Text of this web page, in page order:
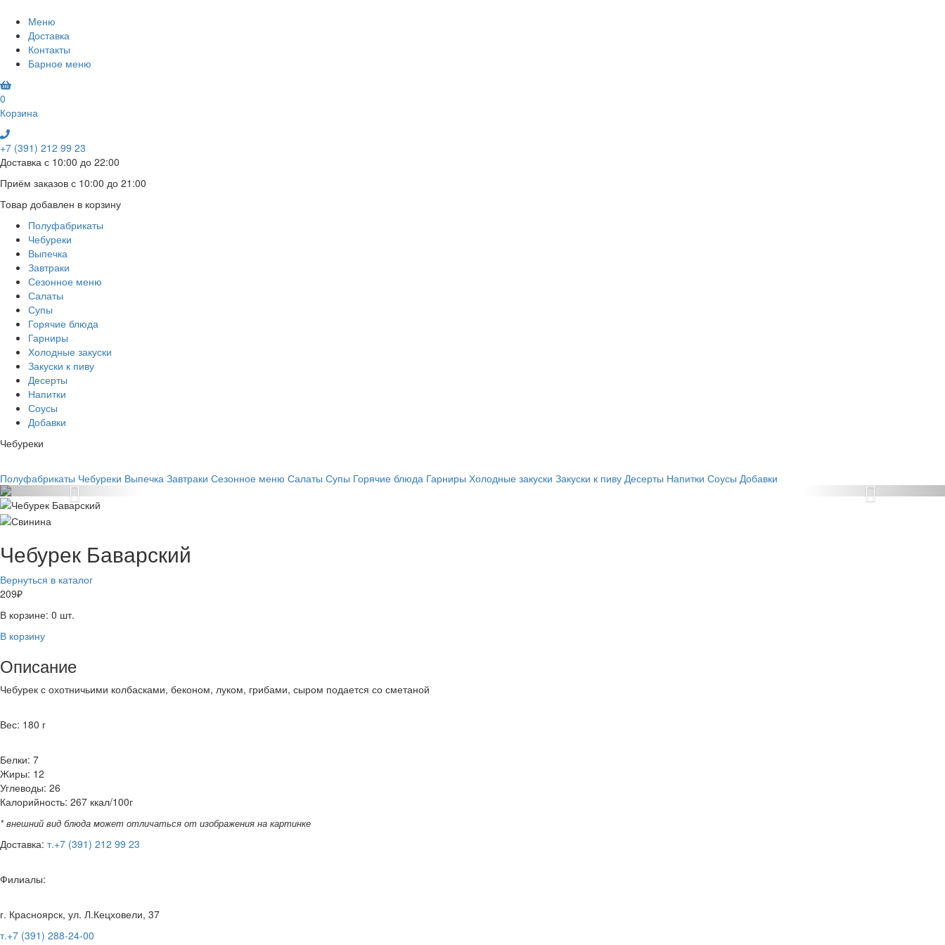
Меню
Доставка
Контакты
Барное меню
0
Корзина
+7 (391) 212 99 23
Доставка с 10:00 до 22:00
Приём заказов с 10:00 до 21:00
Товар добавлен в корзину
Полуфабрикаты
Чебуреки
Выпечка
Завтраки
Сезонное меню
Салаты
Супы
Горячие блюда
Гарниры
Холодные закуски
Закуски к пиву
Десерты
Напитки
Соусы
Добавки
Чебуреки
Полуфабрикаты Чебуреки Выпечка Завтраки Сезонное меню Салаты Супы Горячие блюда Гарниры Холодные закуски Закуски к пиву Десерты Напитки Соусы Добавки
Чебурек Баварский
Вернуться в каталог
209₽
В корзине: 0 шт.
В корзину
Описание
Чебурек с охотничьими колбасками, беконом, луком, грибами, сыром подается со сметаной
Вес: 180 г
Белки: 7
Жиры: 12
Углеводы: 26
Калорийность: 267 ккал/100г
* внешний вид блюда может отличаться от изображения на картинке
Доставка: т.+7 (391) 212 99 23
Филиалы:
г. Красноярск, ул. Л.Кецховели, 37
т.+7 (391) 288-24-00